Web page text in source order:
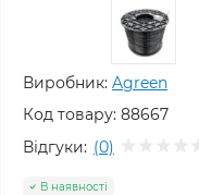
Виробник: Agreen
Код товару: 88667
Відгуки: (0)
В наявності